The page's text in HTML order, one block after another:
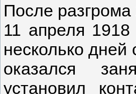
После
11 апреля
несколько
оказался
установил